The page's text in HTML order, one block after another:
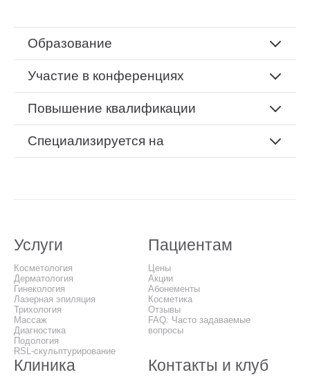
Образование
Участие в конференциях
Повышение квалификации
Специализируется на
Услуги
Косметология
Дерматология
Гинекология
Лазерная эпиляция
Трихология
Массаж
Диагностика
Подология
RSL-скульптурирование
Пациентам
Цены
Акции
Абонементы
Косметика
Отзывы
FAQ: Часто задаваемые
вопросы
Клиника Контакты и клуб